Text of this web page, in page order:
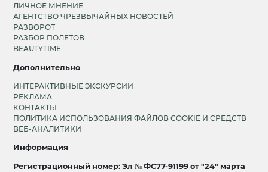
ЛИЧНОЕ МНЕНИЕ
АГЕНТСТВО ЧРЕЗВЫЧАЙНЫХ НОВОСТЕЙ
РАЗВОРОТ
РАЗБОР ПОЛЕТОВ
BEAUTYTIME
Дополнительно
ИНТЕРАКТИВНЫЕ ЭКСКУРСИИ
РЕКЛАМА
КОНТАКТЫ
ПОЛИТИКА ИСПОЛЬЗОВАНИЯ ФАЙЛОВ COOKIE И СРЕДСТВ
ВЕБ-АНАЛИТИКИ
Информация
Регистрационный номер: Эл № ФС77-91199 от "24" марта